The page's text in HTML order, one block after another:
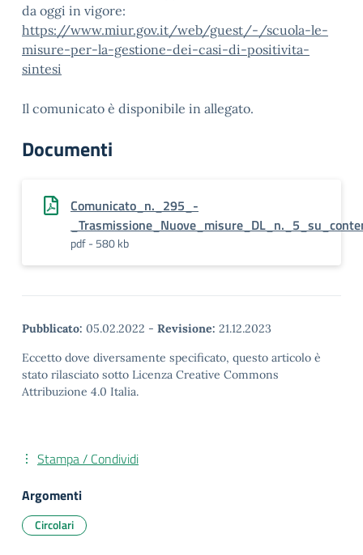
da oggi in vigore:
https://www.miur.gov.it/web/guest/-/scuola-le-
misure-per-la-gestione-dei-casi-di-positivita-
sintesi
Il comunicato è disponibile in allegato.
Documenti
Comunicato_n._295_-
pdf - 580 kb
Pubblicato: 05.02.2022 - Revisione: 21.12.2023
Eccetto dove diversamente specificato, questo articolo è
stato rilasciato sotto Licenza Creative Commons
Attribuzione 4.0 Italia.
Stampa / Condividi
Argomenti
Circolari